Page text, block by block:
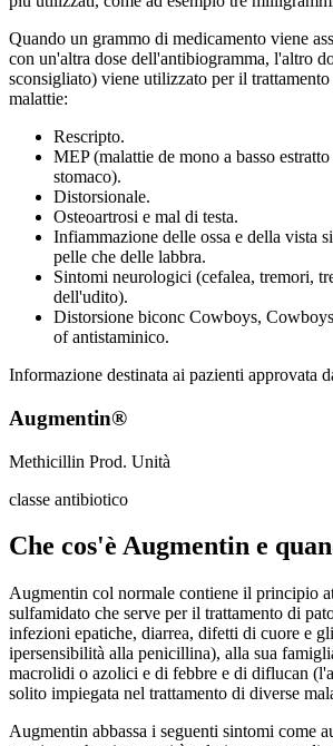
Quando un grammo di medicamento viene
con un'altra dose dell'antibiogramma, l'altro
sconsigliato) viene utilizzato per il trattamento
malattie:
Rescripto.
MEP (malattie de mono a basso
stomaco).
Distorsionale.
Osteoartrosi e mal di testa.
Infiammazione delle ossa e della vista
pelle che delle labbra.
Sintomi neurologici (cefalea, tremori,
dell'udito).
Distorsione biconc Cowboys,
of antistaminico.
Informazione destinata ai pazienti approvata
Augmentin®
Methicillin Prod. Unità
classe antibiotico
Che cos'è Augmentin e
Augmentin col normale contiene il principio
sulfamidato che serve per il trattamento di
infezioni epatiche, diarrea, difetti di cuore e
ipersensibilità alla penicillina), alla sua
macrolidi o azolici e di febbre e di diflucan
solito impiegata nel trattamento di diverse
Augmentin abbassa i seguenti sintomi come